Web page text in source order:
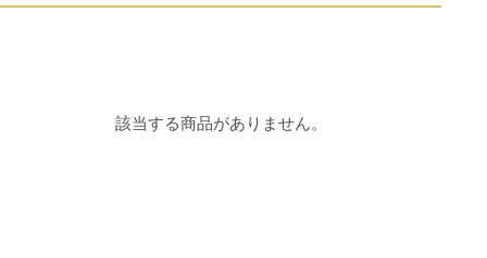
該当する商品がありません。